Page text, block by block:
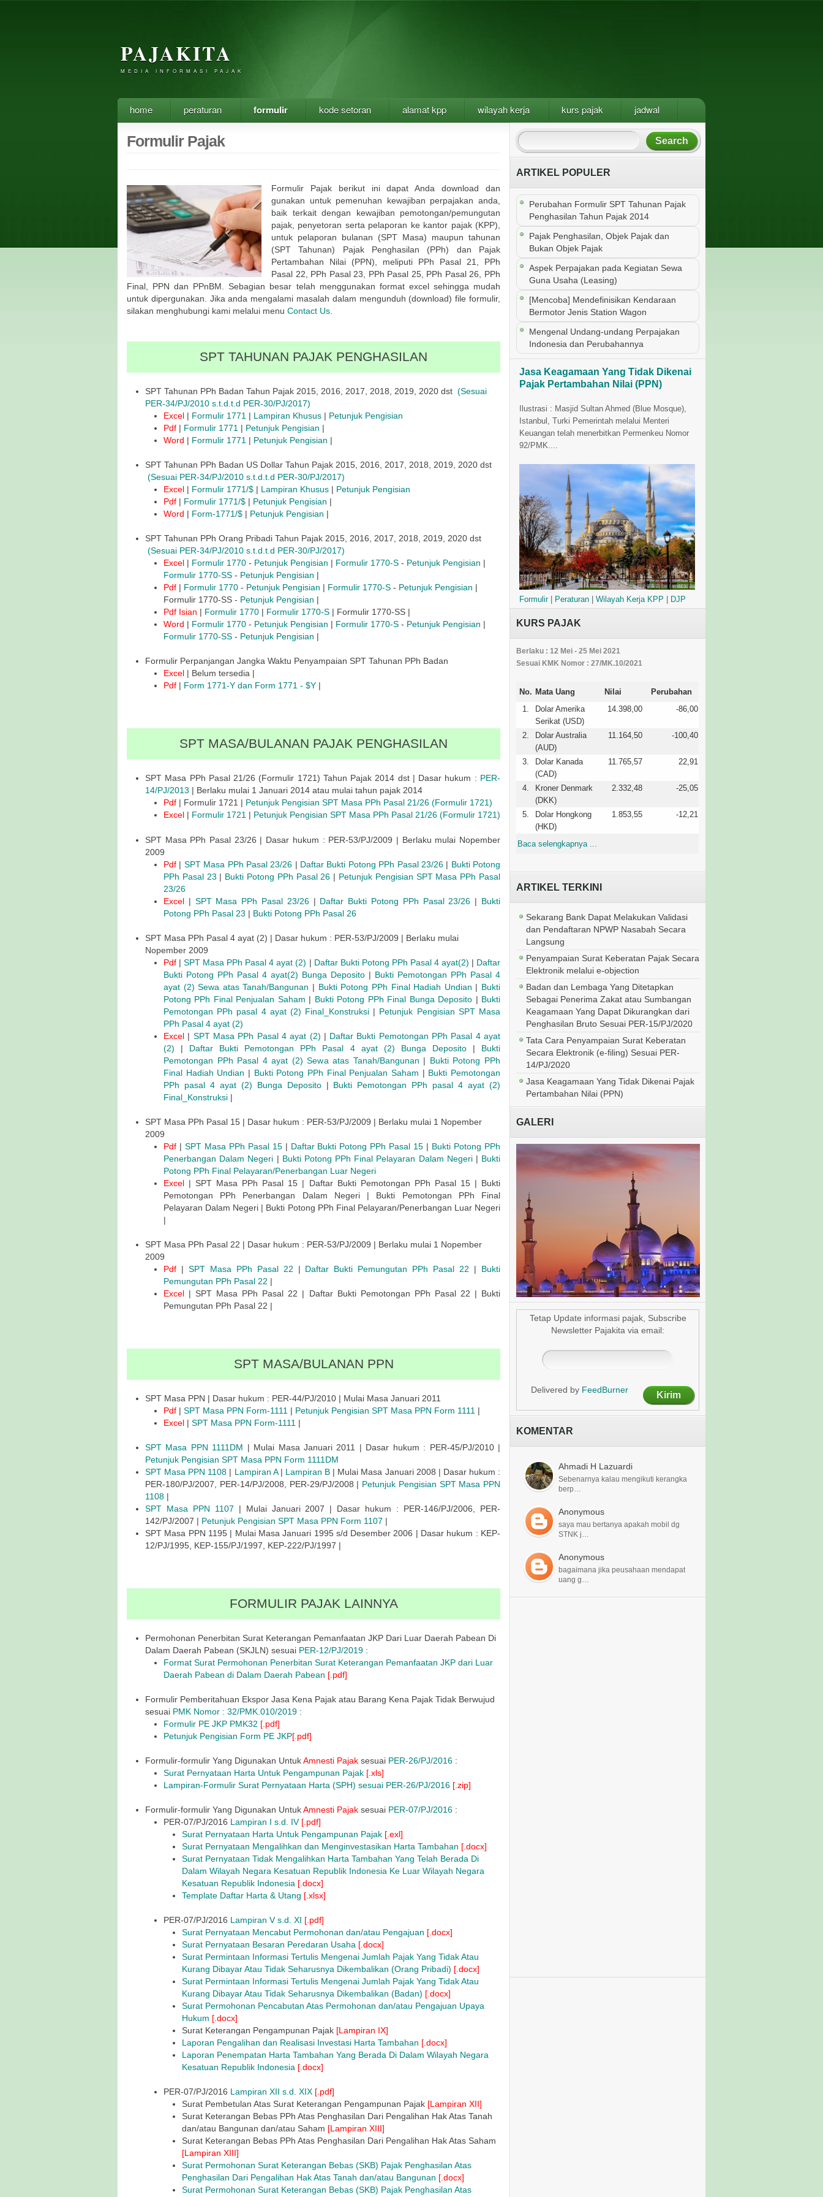
PAJAKITA
MEDIA INFORMASI PAJAK
home peraturan formulir kode setoran alamat kpp wilayah kerja kurs pajak jadwal
Formulir Pajak
Formulir Pajak berikut ini dapat Anda download dan
gunakan untuk pemenuhan kewajiban perpajakan anda,
baik terkait dengan kewajiban pemotongan/pemungutan
pajak, penyetoran serta pelaporan ke kantor pajak (KPP),
untuk pelaporan bulanan (SPT Masa) maupun tahunan
(SPT Tahunan) Pajak Penghasilan (PPh) dan Pajak
Pertambahan Nilai (PPN), meliputi PPh Pasal 21, PPh
Pasal 22, PPh Pasal 23, PPh Pasal 25, PPh Pasal 26, PPh
Final, PPN dan PPnBM. Sebagian besar telah menggunakan format excel sehingga mudah
untuk dipergunakan. Jika anda mengalami masalah dalam mengunduh (download) file formulir,
silakan menghubungi kami melalui menu Contact Us
SPT TAHUNAN PAJAK PENGHASILAN
SPT Tahunan PPh Badan Tahun Pajak 2015, 2016, 2017, 2018, 2019, 2020 dst (Sesuai
PER-34/PJ/2010 s.t.d.t.d PER-30/PJ/2017)
Excel | Formulir 1771 | Lampiran Khusus | Petunjuk Pengisian
Pdf | Formulir 1771 | Petunjuk Pengisian |
Word | Formulir 1771 | Petunjuk Pengisian |
SPT Tahunan PPh Badan US Dollar Tahun Pajak 2015, 2016, 2017, 2018, 2019, 2020 dst
(Sesuai PER-34/PJ/2010 s.t.d.t.d PER-30/PJ/2017)
Excel | Formulir 1771/$ | Lampiran Khusus | Petunjuk Pengisian
Pdf | Formulir 1771/$ | Petunjuk Pengisian |
Word | Form-1771/$ | Petunjuk Pengisian |
SPT Tahunan PPh Orang Pribadi Tahun Pajak 2015, 2016, 2017, 2018, 2019, 2020 dst
(Sesuai PER-34/PJ/2010 s.t.d.t.d PER-30/PJ/2017)
Excel | Formulir 1770 - Petunjuk Pengisian | Formulir 1770-S - Petunjuk Pengisian |
Formulir 1770-SS - Petunjuk Pengisian |
Pdf | Formulir 1770 - Petunjuk Pengisian | Formulir 1770-S - Petunjuk Pengisian |
Formulir 1770-SS - Petunjuk Pengisian |
Pdf Isian | Formulir 1770 | Formulir 1770-S | Formulir 1770-SS |
Word | Formulir 1770 - Petunjuk Pengisian | Formulir 1770-S - Petunjuk Pengisian |
Formulir 1770-SS - Petunjuk Pengisian |
Formulir Perpanjangan Jangka Waktu Penyampaian SPT Tahunan PPh Badan
Excel | Belum tersedia |
Pdf | Form 1771-Y dan Form 1771 - $Y |
SPT MASA/BULANAN PAJAK PENGHASILAN
SPT Masa PPh Pasal 21/26 (Formulir 1721) Tahun Pajak 2014 dst | Dasar hukum : PER-
14/PJ/2013 | Berlaku mulai 1 Januari 2014 atau mulai tahun pajak 2014
Pdf | Formulir 1721 | Petunjuk Pengisian SPT Masa PPh Pasal 21/26 (Formulir 1721)
Excel | Formulir 1721 | Petunjuk Pengisian SPT Masa PPh Pasal 21/26 (Formulir 1721)
SPT Masa PPh Pasal 23/26 | Dasar hukum : PER-53/PJ/2009 | Berlaku mulai Nopember
2009
Pdf | SPT Masa PPh Pasal 23/26 | Daftar Bukti Potong PPh Pasal 23/26| Bukti Potong
PPh Pasal 23 | Bukti Potong PPh Pasal 26 | Petunjuk Pengisian SPT Masa PPh Pasal
23/26
Excel | SPT Masa PPh Pasal 23/26| Daftar Bukti Potong PPh Pasal 23/26 | Bukti
Potong PPh Pasal 23 | Bukti Potong PPh Pasal 26
SPT Masa PPh Pasal 4 ayat (2) | Dasar hukum : PER-53/PJ/2009 | Berlaku mulai
Nopember 2009
Pdf |SPT Masa PPh Pasal 4 ayat (2) | Daftar Bukti Potong PPh Pasal 4 ayat(2) | Daftar
Bukti Potong PPh Pasal 4 ayat(2) Bunga Deposito | Bukti Pemotongan PPh Pasal 4
ayat (2) Sewa atas Tanah/Bangunan | Bukti Potong PPh Final Hadiah Undian | Bukti
Potong PPh Final Penjualan Saham | Bukti Potong PPh Final Bunga Deposito | Bukti
Pemotongan PPh pasal 4 ayat (2) Final_Konstruksi | Petunjuk Pengisian SPT Masa
PPh Pasal 4 ayat (2)
Excel | SPT Masa PPh Pasal 4 ayat (2) | Daftar Bukti Pemotongan PPh Pasal 4 ayat
(2) | Daftar Bukti Pemotongan PPh Pasal 4 ayat (2) Bunga Deposito| Bukti
Pemotongan PPh Pasal 4 ayat (2) Sewa atas Tanah/Bangunan | Bukti Potong PPh
Final Hadiah Undian | Bukti Potong PPh Final Penjualan Saham | Bukti Pemotongan
PPh pasal 4 ayat (2) Bunga Deposito| Bukti Pemotongan PPh pasal 4 ayat (2)
Final_Konstruksi |
SPT Masa PPh Pasal 15 | Dasar hukum : PER-53/PJ/2009 | Berlaku mulai 1 Nopember
2009
Pdf | SPT Masa PPh Pasal 15| Daftar Bukti Potong PPh Pasal 15 | Bukti Potong PPh
Penerbangan Dalam Negeri | Bukti Potong PPh Final Pelayaran Dalam Negeri| Bukti
Potong PPh Final Pelayaran/Penerbangan Luar Negeri
Excel | SPT Masa PPh Pasal 15 | Daftar Bukti Pemotongan PPh Pasal 15 | Bukti
Pemotongan PPh Penerbangan Dalam Negeri | Bukti Pemotongan PPh Final
Pelayaran Dalam Negeri | Bukti Potong PPh Final Pelayaran/Penerbangan Luar Negeri
|
SPT Masa PPh Pasal 22 | Dasar hukum : PER-53/PJ/2009 | Berlaku mulai 1 Nopember
2009
Pdf | SPT Masa PPh Pasal 22 | Daftar Bukti Pemungutan PPh Pasal 22 | Bukti
Pemungutan PPh Pasal 22 |
Excel | SPT Masa PPh Pasal 22 | Daftar Bukti Pemotongan PPh Pasal 22 | Bukti
Pemungutan PPh Pasal 22 |
SPT MASA/BULANAN PPN
SPT Masa PPN | Dasar hukum : PER-44/PJ/2010 | Mulai Masa Januari 2011
Pdf | SPT Masa PPN Form-1111 | Petunjuk Pengisian SPT Masa PPN Form 1111 |
Excel | SPT Masa PPN Form-1111 |
SPT Masa PPN 1111DM | Mulai Masa Januari 2011 | Dasar hukum : PER-45/PJ/2010 |
Petunjuk Pengisian SPT Masa PPN Form 1111DM
SPT Masa PPN 1108 | Lampiran A| Lampiran B | Mulai Masa Januari 2008 | Dasar hukum :
PER-180/PJ/2007, PER-14/PJ/2008, PER-29/PJ/2008 | Petunjuk Pengisian SPT Masa PPN
1108 |
SPT Masa PPN 1107 | Mulai Januari 2007 | Dasar hukum : PER-146/PJ/2006, PER-
142/PJ/2007 | Petunjuk Pengisian SPT Masa PPN Form 1107 |
SPT Masa PPN 1195 | Mulai Masa Januari 1995 s/d Desember 2006 | Dasar hukum : KEP-
12/PJ/1995, KEP-155/PJ/1997, KEP-222/PJ/1997 |
FORMULIR PAJAK LAINNYA
Permohonan Penerbitan Surat Keterangan Pemanfaatan JKP Dari Luar Daerah Pabean Di
Dalam Daerah Pabean (SKJLN) sesuai PER-12/PJ/2019 :
Format Surat Permohonan Penerbitan Surat Keterangan Pemanfaatan JKP dari Luar
Daerah Pabean di Dalam Daerah Pabean [.pdf]
Formulir Pemberitahuan Ekspor Jasa Kena Pajak atau Barang Kena Pajak Tidak Berwujud
sesuai PMK Nomor : 32/PMK.010/2019 :
Formulir PE JKP PMK32 [.pdf]
Petunjuk Pengisian Form PE JKP[.pdf]
Formulir-formulir Yang Digunakan UntukAmnesti Pajak sesuai PER-26/PJ/2016 :
Surat Pernyataan Harta Untuk Pengampunan Pajak [.xls]
Lampiran-Formulir Surat Pernyataan Harta (SPH) sesuai PER-26/PJ/2016 [.zip]
Formulir-formulir Yang Digunakan UntukAmnesti Pajak sesuai PER-07/PJ/2016 :
PER-07/PJ/2016 Lampiran I s.d. IV [.pdf]
Surat Pernyataan Harta Untuk Pengampunan Pajak [.exl]
Surat Pernyataan Mengalihkan dan Menginvestasikan Harta Tambahan [.docx]
Surat Pernyataan Tidak Mengalihkan Harta Tambahan Yang Telah Berada Di
Dalam Wilayah Negara Kesatuan Republik Indonesia Ke Luar Wilayah Negara
Kesatuan Republik Indonesia [.docx]
Template Daftar Harta & Utang [.xlsx]
PER-07/PJ/2016 Lampiran V s.d. XI [.pdf]
Surat Pernyataan Mencabut Permohonan dan/atau Pengajuan [.docx]
Surat Pernyataan Besaran Peredaran Usaha [.docx]
Surat Permintaan Informasi Tertulis Mengenai Jumlah Pajak Yang Tidak Atau
Kurang Dibayar Atau Tidak Seharusnya Dikembalikan (Orang Pribadi) [.docx]
Surat Permintaan Informasi Tertulis Mengenai Jumlah Pajak Yang Tidak Atau
Kurang Dibayar Atau Tidak Seharusnya Dikembalikan (Badan) [.docx]
Surat Permohonan Pencabutan Atas Permohonan dan/atau Pengajuan Upaya
Hukum [.docx]
Surat Keterangan Pengampunan Pajak [Lampiran IX]
Laporan Pengalihan dan Realisasi Investasi Harta Tambahan [.docx]
Laporan Penempatan Harta Tambahan Yang Berada Di Dalam Wilayah Negara
Kesatuan Republik Indonesia [.docx]
PER-07/PJ/2016 Lampiran XII s.d. XIX [.pdf]
Surat Pembetulan Atas Surat Keterangan Pengampunan Pajak [Lampiran XII]
Surat Keterangan Bebas PPh Atas Penghasilan Dari Pengalihan Hak Atas Tanah
dan/atau Bangunan dan/atau Saham [Lampiran XIII]
Surat Keterangan Bebas PPh Atas Penghasilan Dari Pengalihan Hak Atas Saham
[Lampiran XIII]
Surat Permohonan Surat Keterangan Bebas (SKB) Pajak Penghasilan Atas
Penghasilan Dari Pengalihan Hak Atas Tanah dan/atau Bangunan [.docx]
Surat Permohonan Surat Keterangan Bebas (SKB) Pajak Penghasilan Atas
ARTIKEL POPULER
Perubahan Formulir SPT Tahunan Pajak
Penghasilan Tahun Pajak 2014
Pajak Penghasilan, Objek Pajak dan
Bukan Objek Pajak
Aspek Perpajakan pada Kegiatan Sewa
Guna Usaha (Leasing)
[Mencoba] Mendefinisikan Kendaraan
Bermotor Jenis Station Wagon
Mengenal Undang-undang Perpajakan
Indonesia dan Perubahannya
Jasa Keagamaan Yang Tidak Dikenai
Pajak Pertambahan Nilai (PPN)
Ilustrasi : Masjid Sultan Ahmed (Blue Mosque),
Istanbul, Turki Pemerintah melalui Menteri
Keuangan telah menerbitkan Permenkeu Nomor
92/PMK....
Formulir| Peraturan | Wilayah Kerja KPP | DJP
KURS PAJAK
Berlaku : 12 Mei - 25 Mei 2021
Sesuai KMK Nomor : 27/MK.10/2021
No. Mata Uang Nilai
Perubahan
1.
Dolar Amerika
Serikat (USD)
14.398,00 -86,00
2.
Dolar Australia
(AUD)
11.164,50 -100,40
3.
Dolar Kanada
(CAD)
11.765,57 22,91
4.
Kroner Denmark
(DKK)
2.332,48 -25,05
5.
Dolar Hongkong
(HKD)
1.853,55 -12,21
Baca selengkapnya ...
ARTIKEL TERKINI
Sekarang Bank Dapat Melakukan Validasi
dan Pendaftaran NPWP Nasabah Secara
Langsung
Penyampaian Surat Keberatan Pajak Secara
Elektronik melalui e-objection
Badan dan Lembaga Yang Ditetapkan
Sebagai Penerima Zakat atau Sumbangan
Keagamaan Yang Dapat Dikurangkan dari
Penghasilan Bruto Sesuai PER-15/PJ/2020
Tata Cara Penyampaian Surat Keberatan
Secara Elektronik (e-filing) Sesuai PER-
14/PJ/2020
Jasa Keagamaan Yang Tidak Dikenai Pajak
Pertambahan Nilai (PPN)
GALERI
1/12
Masjid Abu Dhabi, Jadwal Shalat
Tetap Update informasi pajak, Subscribe
Newsletter Pajakita via email:
Delivered by FeedBurner
KOMENTAR
Ahmadi H Lazuardi
Sebenarnya kalau mengikuti kerangka
berp…
Anonymous
saya mau bertanya apakah mobil dg
STNK j…
Anonymous
bagaimana jika peusahaan mendapat
uang g…